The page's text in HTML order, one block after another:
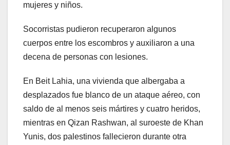
mujeres y niños.
Socorristas pudieron recuperaron algunos
cuerpos entre los escombros y auxiliaron a una
decena de personas con lesiones.
En Beit Lahia, una vivienda que albergaba a
desplazados fue blanco de un ataque aéreo, con
saldo de al menos seis mártires y cuatro heridos,
mientras en Qizan Rashwan, al suroeste de Khan
Yunis, dos palestinos fallecieron durante otra